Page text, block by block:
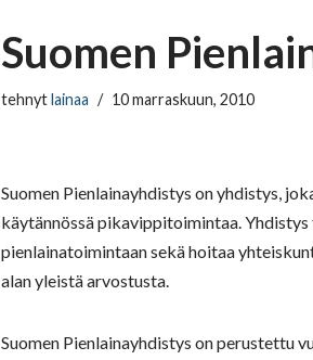
Suomen
tehnytlainaa 10 marraskuun, 2010
Suomen Pienlainayhdistys on yhdistys,
käytännössä pikavippitoimintaa.
pienlainatoimintaan sekä hoitaa
alan yleistä arvostusta.
Suomen Pienlainayhdistys on perustettu